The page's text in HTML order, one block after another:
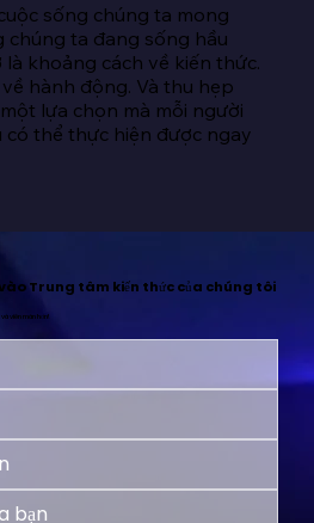
sống chúng ta mong
chúng ta đang sống hầu
khoảng cách về kiến thức.
hành động. Và thu hẹp
lựa chọn mà mỗi người
thể thực hiện được ngay
Trung tâm kiến thức của chúng tôi
viên mãn hơn!